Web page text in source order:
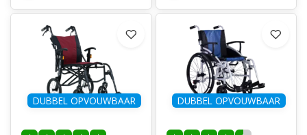
DUBBEL OPVOUWBAAR DUBBEL OPVOUWBAAR